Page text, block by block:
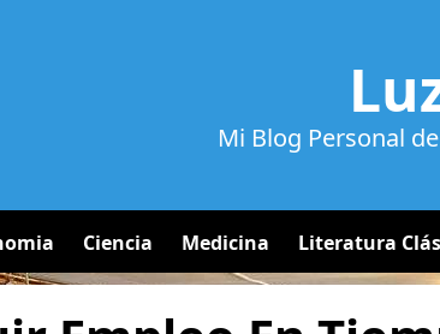
Mi Blog Personal
Ciencia Medicina Literatura